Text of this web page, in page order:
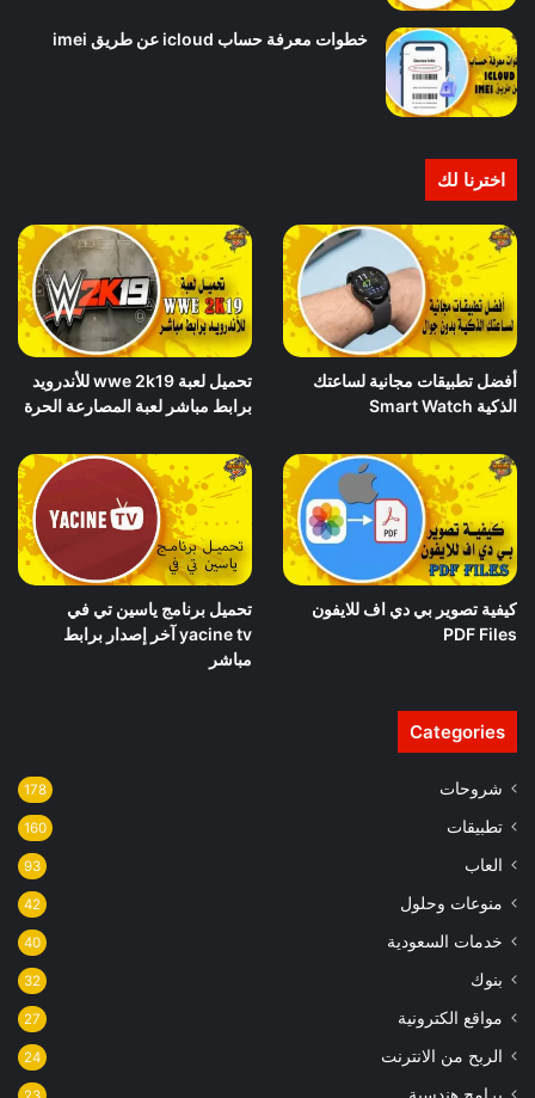
خطوات معرفة حساب icloud عن طريق imei
اخترنا لك
أفضل تطبيقات مجانية لساعتك
الذكية Smart Watch
تحميل لعبة wwe 2k19 للأندرويد
برابط مباشر لعبة المصارعة الحرة
كيفية تصوير بي دي اف للايفون
PDF Files
تحميل برنامج ياسين تي في
yacine tv آخر إصدار برابط
مباشر
Categories
شروحات 178
تطبيقات 160
العاب 93
منوعات وحلول 42
خدمات السعودية 40
بنوك 32
مواقع الكترونية 27
الربح من الانترنت 24